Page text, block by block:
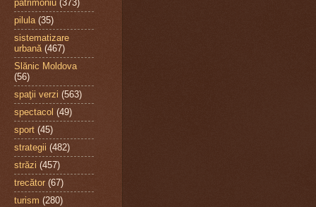
patrimoniu (373)
pilula (35)
sistematizare
urbană (467)
Slănic Moldova
(56)
spaţii verzi (563)
spectacol (49)
sport (45)
strategii (482)
străzi (457)
trecător (67)
turism (280)